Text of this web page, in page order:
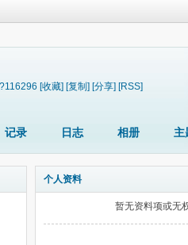
[收藏] [复制] [分享] [RSS]
记录 日志 相册 主
个人资料
暂无资料项或无